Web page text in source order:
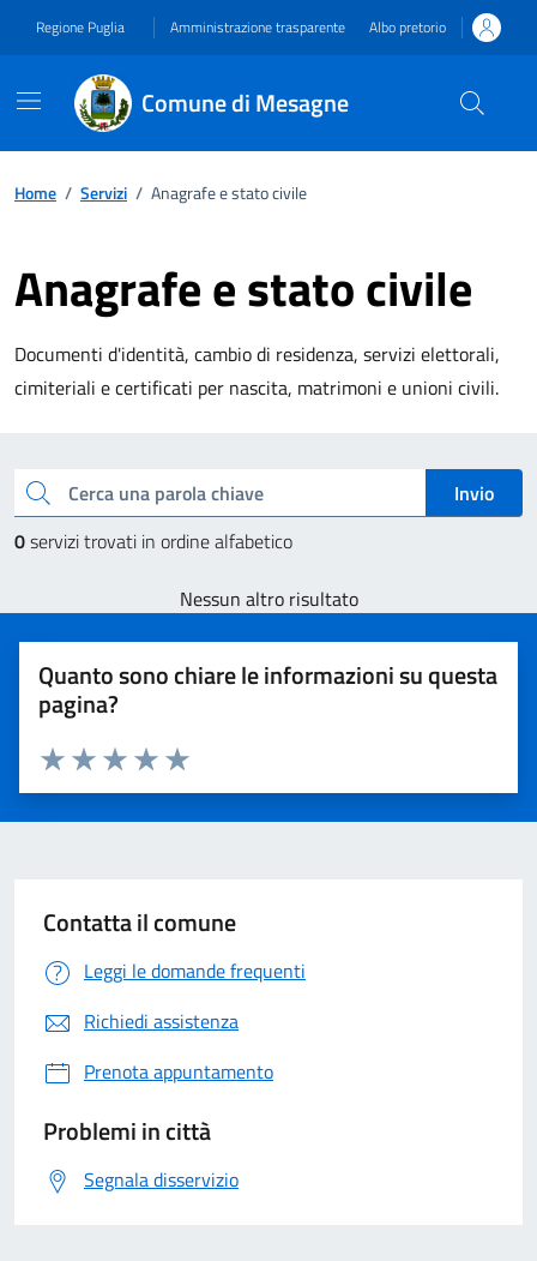
Regione Puglia Amministrazione trasparente Albo pretorio
Comune di Mesagne
Home / Servizi / Anagrafe e stato civile
Anagrafe e stato civile
Documenti d'identità, cambio di residenza, servizi elettorali,
cimiteriali e certificati per nascita, matrimoni e unioni civili.
Cerca una parola chiave
Invio
0servizi trovati in ordine alfabetico
Nessun altro risultato
Quanto sono chiare le informazioni su questa
pagina?
Valuta 5 stelle su 5
Valuta 4 stelle su 5
Valuta 3 stelle su 5
Valuta 2 stelle su 5
Valuta 1 stelle su 5
Contatta il comune
Leggi le domande frequenti
Richiedi assistenza
Prenota appuntamento
Problemi in città
Segnala disservizio